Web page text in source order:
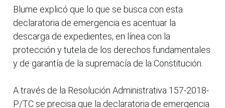
Blume explicó que lo que se busca con esta
declaratoria de emergencia es acentuar la
descarga de expedientes, en línea con la
protección y tutela de los derechos fundamentales
y de garantía de la supremacía de la Constitución.
A través de la Resolución Administrativa 157-2018-
P/TC se precisa que la declaratoria de emergencia